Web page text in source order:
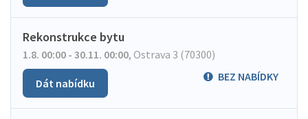
Rekonstrukce bytu
1.8. 00:00 - 30.11. 00:00, Ostrava 3 (70300)
BEZ NABÍDKY
Dát nabídku